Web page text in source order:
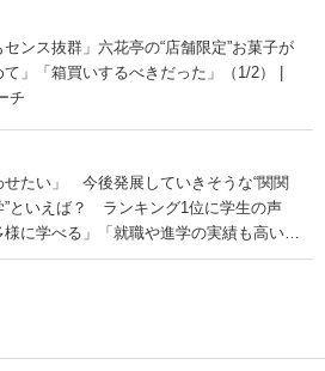
センス抜群」六花亭の“店舗限定”お菓子が
」「箱買いするべきだった」（1/2） |
チ
せたい」 今後発展していきそうな“関関
”といえば？ ランキング1位に学生の声
様に学べる」「就職や進学の実績も高い」